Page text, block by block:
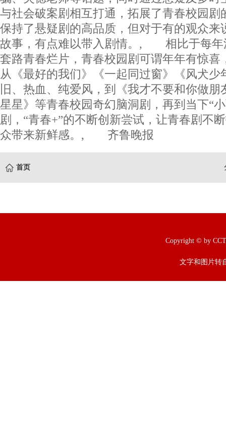
与社会破案剧相互打通，拓展了青春校园剧
保持了悬疑剧的高品质，但对于有的观众来
故事，有点难以带入剧情。, 相比于每年
套路青春烂片，青春校园剧可谓年年有惊喜
从《最好的我们》《一起同过窗》《风犬少
旧、热血、纯爱风，到《我才不要和你做
星星》等青春校园奇幻脑洞剧，再到当下“
剧，“青春+”的不断创新尝试，让青春剧不
众带来新鲜感。, 齐鲁晚报
首页
Copyright © by
文字和图片转